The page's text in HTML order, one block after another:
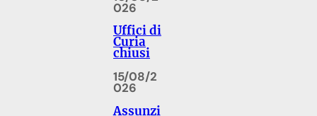
026
Uffici di
Curia
chiusi
15/08/2
026
Assunzi